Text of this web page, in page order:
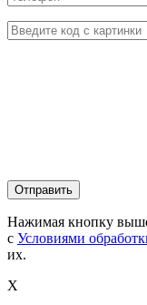
Нажимая кнопку
с Условиями
их.
X